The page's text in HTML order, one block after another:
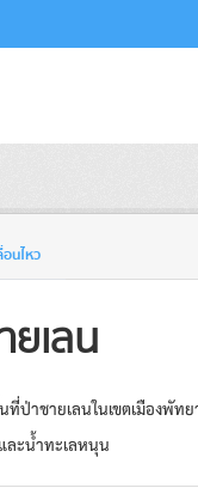
นไหว
เลน
าชายเลนในเขตเมืองพัท
ะน้ำทะเลหนุน